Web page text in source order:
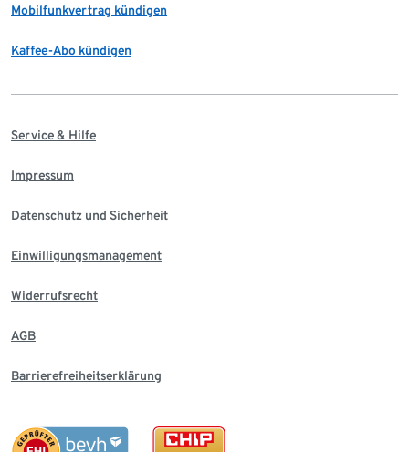
Mobilfunkvertrag kündigen
Kaffee-Abo kündigen
Service & Hilfe
Impressum
Datenschutz und Sicherheit
Einwilligungsmanagement
Widerrufsrecht
AGB
Barrierefreiheitserklärung